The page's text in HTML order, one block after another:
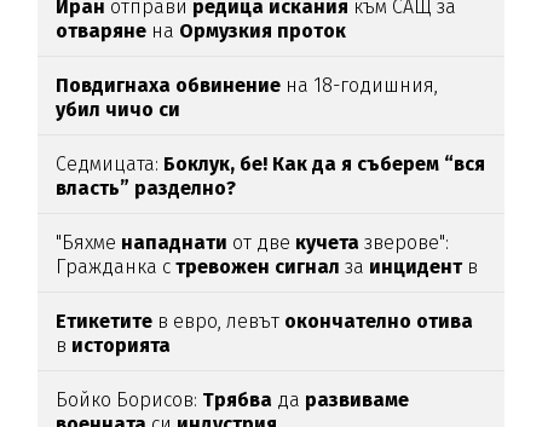
Иран отправи редица искания към САЩ за
отваряне на Ормузкия проток
Повдигнаха обвинение на 18-годишния,
убил чичо си
Седмицата: Боклук, бе! Как да я съберем “вся
власть” разделно?
"Бяхме нападнати от две кучета зверове":
Гражданка стревожен сигнал за инцидентв
Етикетите в евро, левът окончателно отива
в историята
Бойко Борисов: Трябва да развиваме